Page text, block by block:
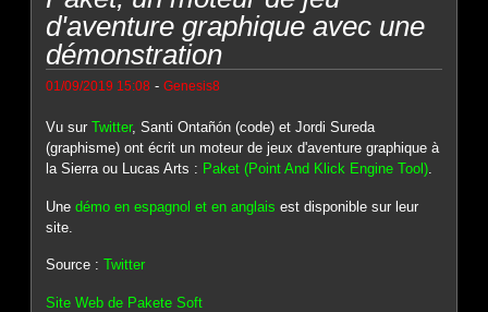
d'aventure graphique avec une
démonstration
01/09/2019 15:08 -Genesis8
Vu surTwitter, Santi Ontañón (code) et Jordi Sureda
(graphisme) ont écrit un moteur de jeux d'aventure graphique à
la Sierra ou Lucas Arts : Paket (Point And Klick Engine Tool).
Unedémo en espagnol et en anglais est disponible sur leur
site.
Source :Twitter
Site Web de Pakete Soft